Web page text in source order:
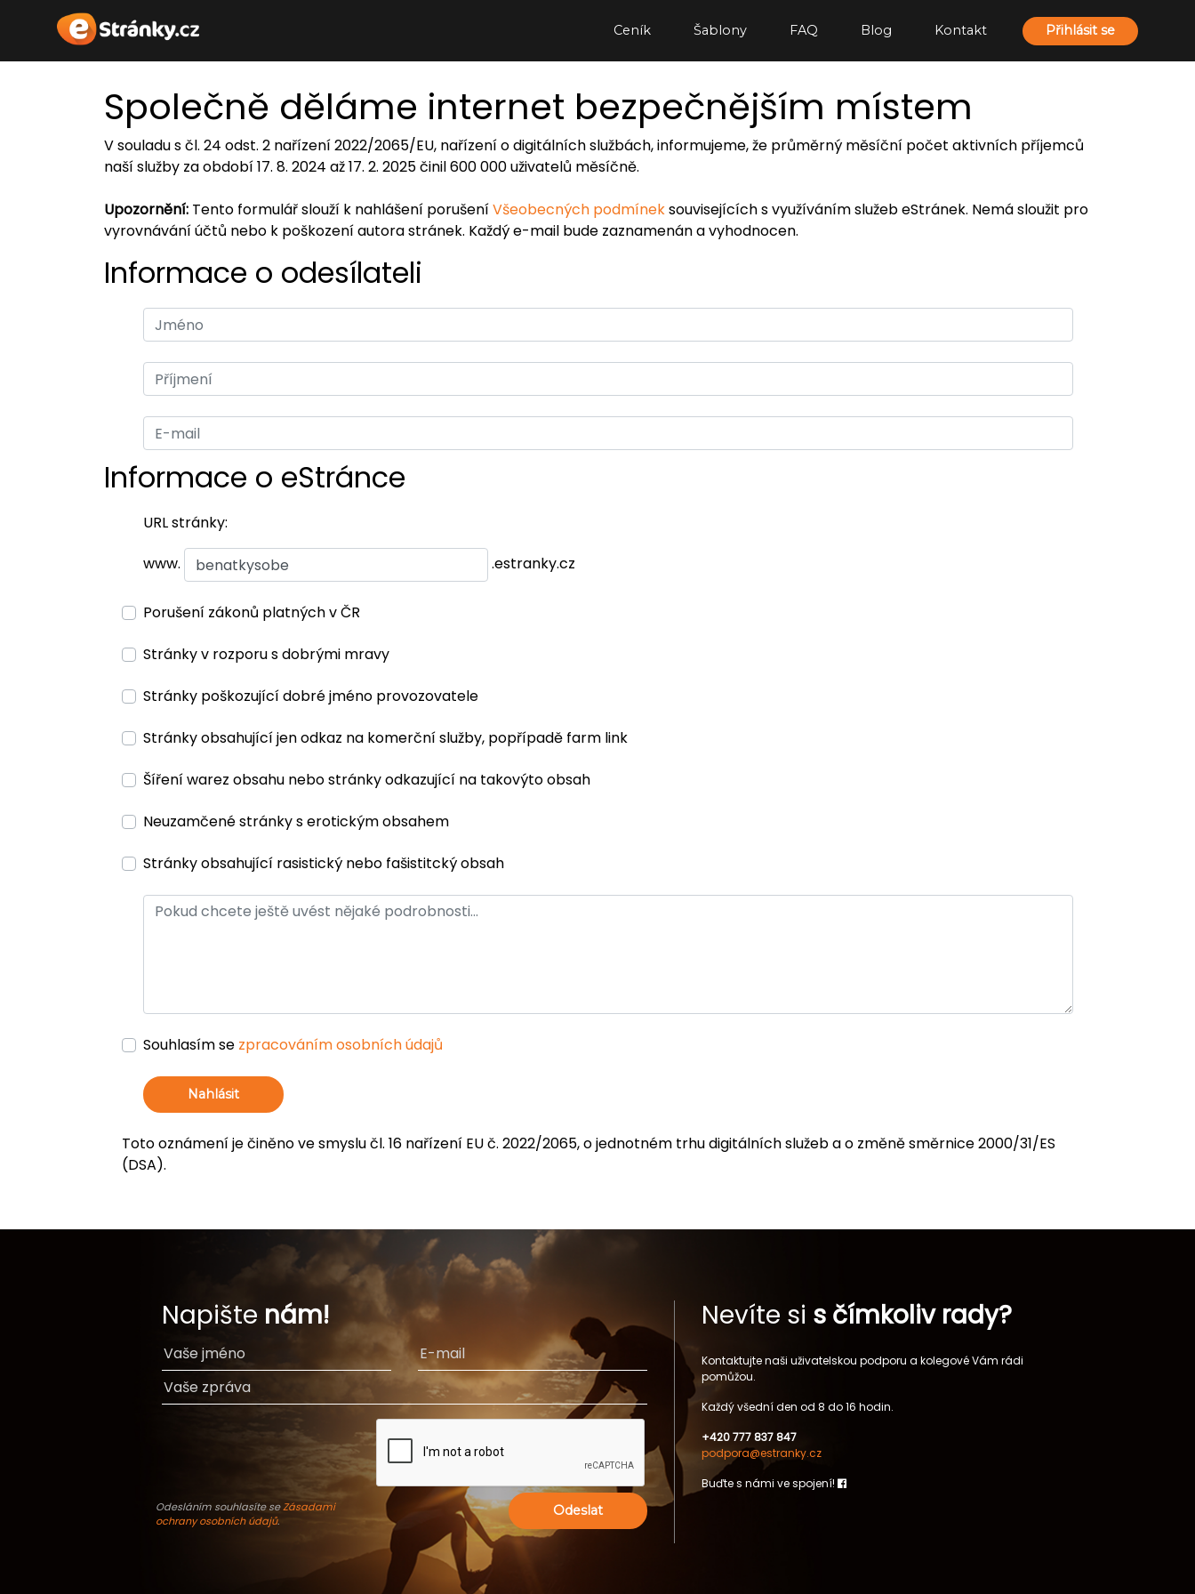
Ceník Šablony FAQ Blog Kontakt Přihlásit se
Společně děláme internet bezpečnějším místem
V souladu s čl. 24 odst. 2 nařízení 2022/2065/EU, nařízení o digitálních službách, informujeme, že průměrný měsíční počet aktivních příjemců
naší služby za období 17. 8. 2024 až 17. 2. 2025 činil 600 000 uživatelů měsíčně.
Upozornění: Tento formulář slouží k nahlášení porušeníVšeobecných podmíneksouvisejících s využíváním služeb eStránek. Nemá sloužit pro
vyrovnávání účtů nebo k poškození autora stránek. Každý e-mail bude zaznamenán a vyhodnocen.
Informace o odesílateli
Informace o eStránce
URL stránky:
www. .estranky.cz
Porušení zákonů platných v ČR
Stránky v rozporu s dobrými mravy
Stránky poškozující dobré jméno provozovatele
Stránky obsahující jen odkaz na komerční služby, popřípadě farm link
Šíření warez obsahu nebo stránky odkazující na takovýto obsah
Neuzamčené stránky s erotickým obsahem
Stránky obsahující rasistický nebo fašistitcký obsah
Souhlasím se zpracováním osobních údajů
Nahlásit
Toto oznámení je činěno ve smyslu čl. 16 nařízení EU č. 2022/2065, o jednotném trhu digitálních služeb a o změně směrnice 2000/31/ES
(DSA).
Napište nám!
Odesláním souhlasíte seZásadami
ochrany osobních údajů.
Odeslat
Nevíte si s čímkoliv rady?
Kontaktujte naši uživatelskou podporu a kolegové Vám rádi
pomůžou.
Každý všední den od 8 do 16 hodin.
+420 777 837 847
podpora@estranky.cz
Buďte s námi ve spojení!